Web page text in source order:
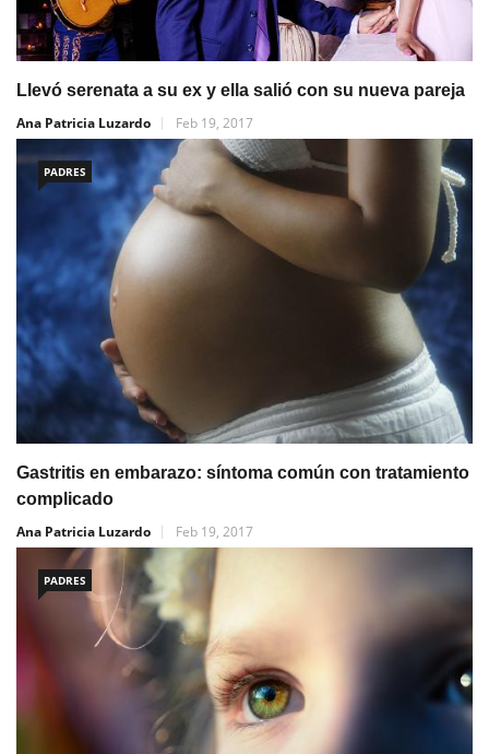
Llevó serenata a su ex y ella salió con su nueva pareja
Ana Patricia Luzardo
Feb 19, 2017
PADRES
Gastritis en embarazo: síntoma común con tratamiento
complicado
Ana Patricia Luzardo
Feb 19, 2017
PADRES